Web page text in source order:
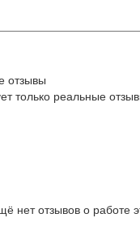
отзывы
только реальные
нет отзывов о работе